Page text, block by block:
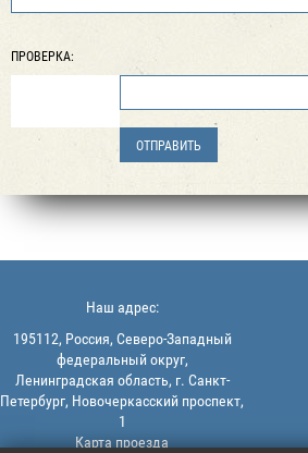
ПРОВЕРКА:
Наш адрес:
195112, Россия, Северо-Западный
федеральный округ,
Ленинградская область, г. Санкт-
Петербург, Новочеркасский проспект,
1
Карта проезда